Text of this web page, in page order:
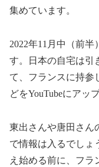
集めています。
2022年11月中（前
す。日本の自宅は引
て、フランスに持参
どをYouTubeにアッ
東出さんや唐田さん
で情報は入るでしょ
え始める前に、フラ